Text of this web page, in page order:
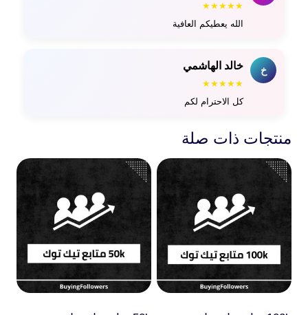
★★★★★
الله يعطيكم العافية
خ خالد الهاشمي
★★★★★
كل الاحترام لكم
منتجات ذات صلة